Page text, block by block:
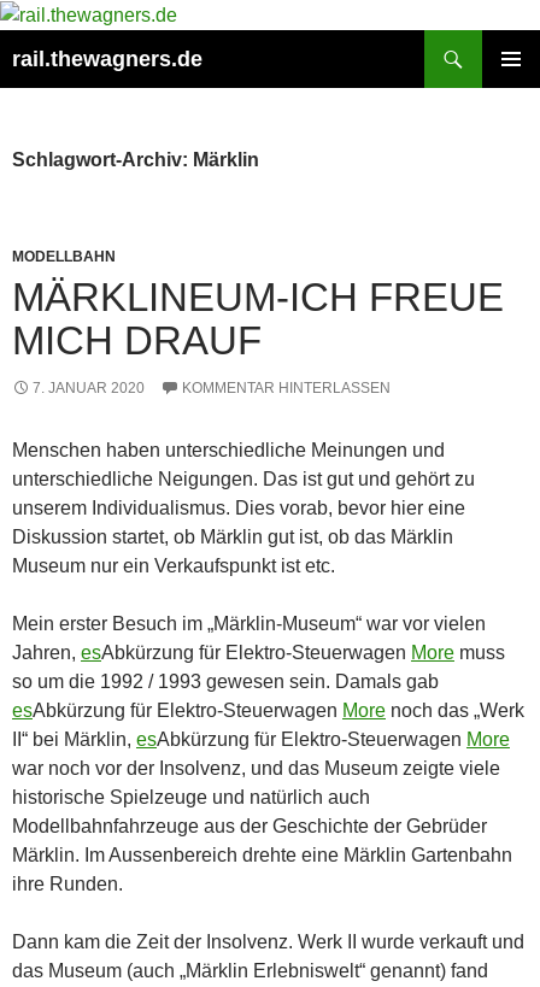
Zum
springen
rail.thewagners.de
Schlagwort-Archiv: Märklin
MODELLBAHN
MÄRKLINEUM-ICH FREUE
MICH DRAUF
7. JANUAR 2020 KOMMENTAR HINTERLASSEN
Menschen haben unterschiedliche Meinungen und
unterschiedliche Neigungen. Das ist gut und gehört zu
unserem Individualismus. Dies vorab, bevor hier eine
Diskussion startet, ob Märklin gut ist, ob das Märklin
Museum nur ein Verkaufspunkt ist etc.
Mein erster Besuch im „Märklin-Museum“ war vor vielen
Jahren, esAbkürzung für Elektro-Steuerwagen More muss
so um die 1992 / 1993 gewesen sein. Damals gab
esAbkürzung für Elektro-Steuerwagen More noch das „Werk
II“ bei Märklin, esAbkürzung für Elektro-Steuerwagen More
war noch vor der Insolvenz, und das Museum zeigte viele
historische Spielzeuge und natürlich auch
Modellbahnfahrzeuge aus der Geschichte der Gebrüder
Märklin. Im Aussenbereich drehte eine Märklin Gartenbahn
ihre Runden.
Dann kam die Zeit der Insolvenz. Werk II wurde verkauft und
das Museum (auch „Märklin Erlebniswelt“ genannt) fand